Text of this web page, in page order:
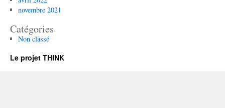
novembre 2021
Catégories
Non classé
Le projet THINK